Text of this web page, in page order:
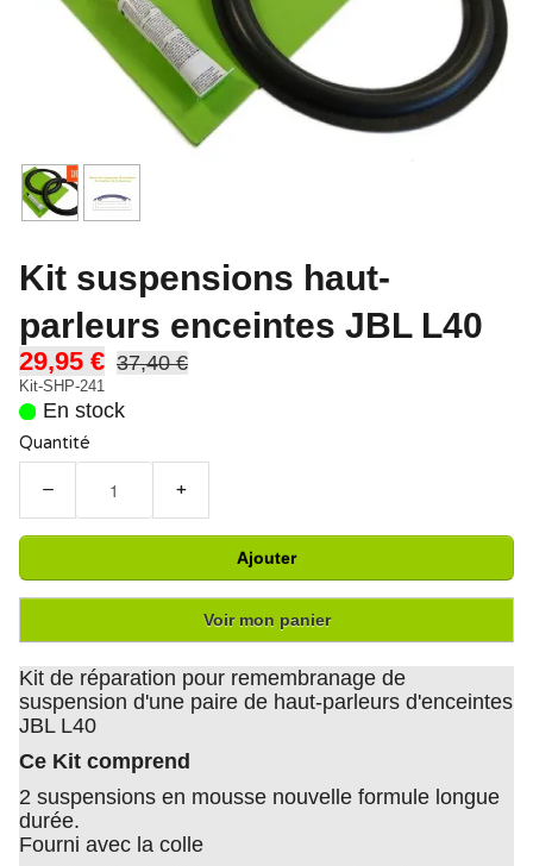
Kit suspensions haut-
parleurs enceintes JBL L40
29,95 € 37,40 €
Kit-SHP-241
En stock
Quantité
− +
Ajouter
Voir mon panier
Kit de réparation pour remembranage de
suspension d'une paire de haut-parleurs d'enceintes
JBL L40
Ce Kit comprend
2 suspensions en mousse nouvelle formule longue
durée.
Fourni avec la colle